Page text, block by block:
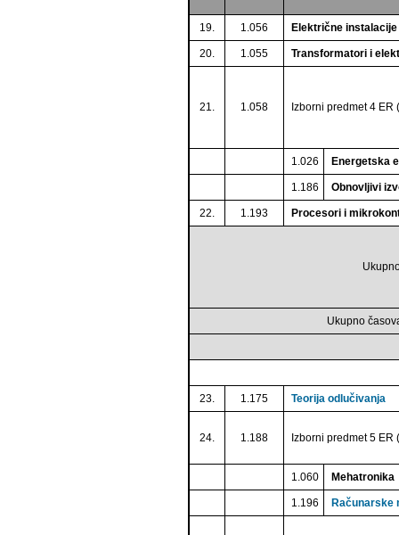
19. 1.056 Električne
20. 1.055 Transformatori i
21. 1.058 Izborni predmet 4 ER
1.026 Energetska
1.186 Obnovljivi
22. 1.193 Procesori i
Ukupno
23. 1.175 Teorija odlučivanja
24. 1.188 Izborni predmet 5 ER
1.060 Mehatronika
1.196 Računarske